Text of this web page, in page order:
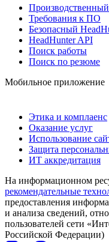
Требования к ПО
Безопасный
HeadHunter API
Поиск работы
Поиск по резюме
Мобильное приложение
Этика и комплаенс
Оказание услуг
Использование
Защита
ИТ аккредитация
На информационном
рекомендательные
предоставления
и анализа сведений,
пользователей сети
Российской Федерации)